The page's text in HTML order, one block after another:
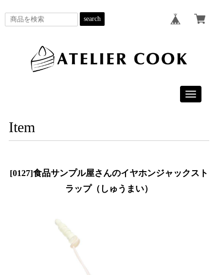
search
Toggle
Item
[0127]食品サンプル屋さんのイヤホンジャックスト
ラップ（しゅうまい）